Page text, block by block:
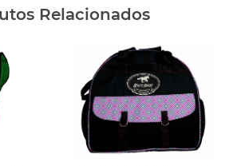
Relacionados